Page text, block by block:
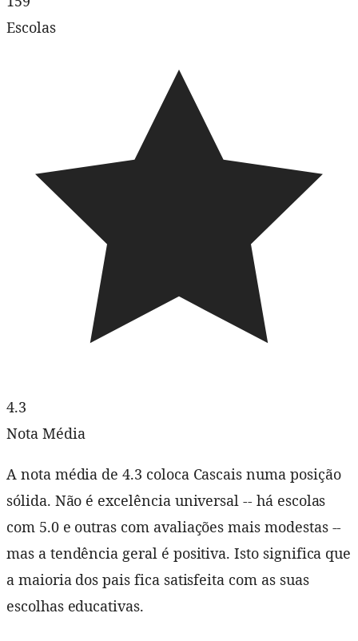
Escolas
4.3
Nota Média
A nota média de 4.3 coloca Cascais numa posição
sólida. Não é excelência universal -- há escolas
com 5.0 e outras com avaliações mais modestas --
mas a tendência geral é positiva. Isto significa que
a maioria dos pais fica satisfeita com as suas
escolhas educativas.